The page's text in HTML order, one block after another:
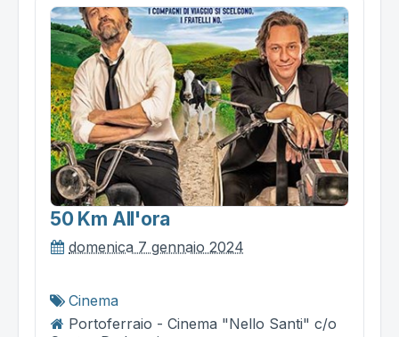
50 Km All'ora
domenica 7 gennaio 2024
Cinema
Portoferraio - Cinema "Nello Santi" c/o